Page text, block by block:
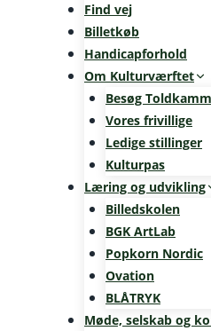
Find vej
Billetkøb
Handicapforhold
Om Kulturværftet
Besøg
Vores frivillige
Ledige stillinger
Kulturpas
Læring og udvikling
Billedskolen
BGK ArtLab
Popkorn Nordic
Ovation
BLÅTRYK
Møde, selskab og